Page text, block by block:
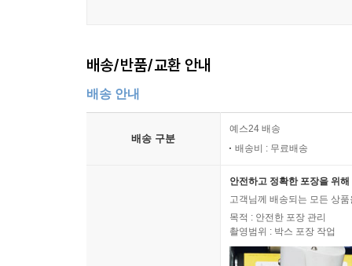
배송/반품/교환 안내
배송 안내
배송 구분
예스24 배송
배송비 : 무료배송
안전하고 정확한 포장을 위
고객님께 배송되는 모든 상
목적 : 안전한 포장 관리
촬영범위 : 박스 포장 작업